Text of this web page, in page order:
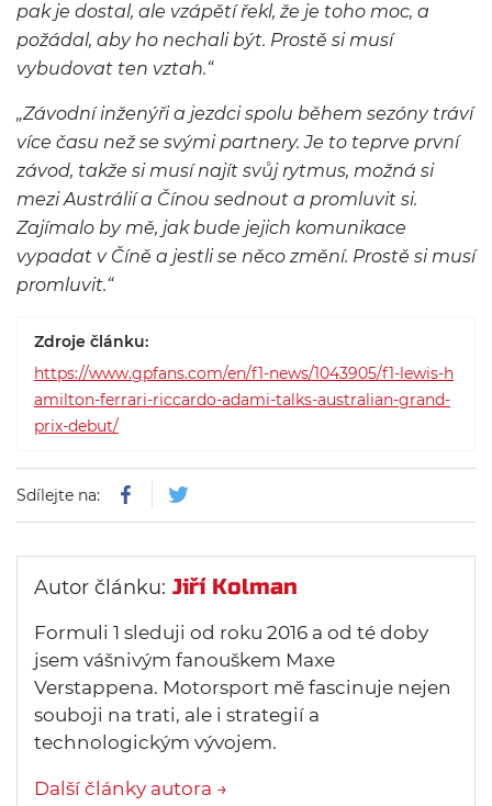
pak je dostal, ale vzápětí řekl, že je toho moc, a
požádal, aby ho nechali být. Prostě si musí
vybudovat ten vztah.“
„Závodní inženýři a jezdci spolu během sezóny tráví
více času než se svými partnery. Je to teprve první
závod, takže si musí najít svůj rytmus, možná si
mezi Austrálií a Čínou sednout a promluvit si.
Zajímalo by mě, jak bude jejich komunikace
vypadat v Číně a jestli se něco změní. Prostě si musí
promluvit.“
Zdroje článku:
https://www.gpfans.com/en/f1-news/1043905/f1-lewis-h
amilton-ferrari-riccardo-adami-talks-australian-grand-
prix-debut/
Sdílejte na:
Autor článku: Jiří Kolman
Formuli 1 sleduji od roku 2016 a od té doby
jsem vášnivým fanouškem Maxe
Verstappena. Motorsport mě fascinuje nejen
souboji na trati, ale i strategií a
technologickým vývojem.
Další články autora →